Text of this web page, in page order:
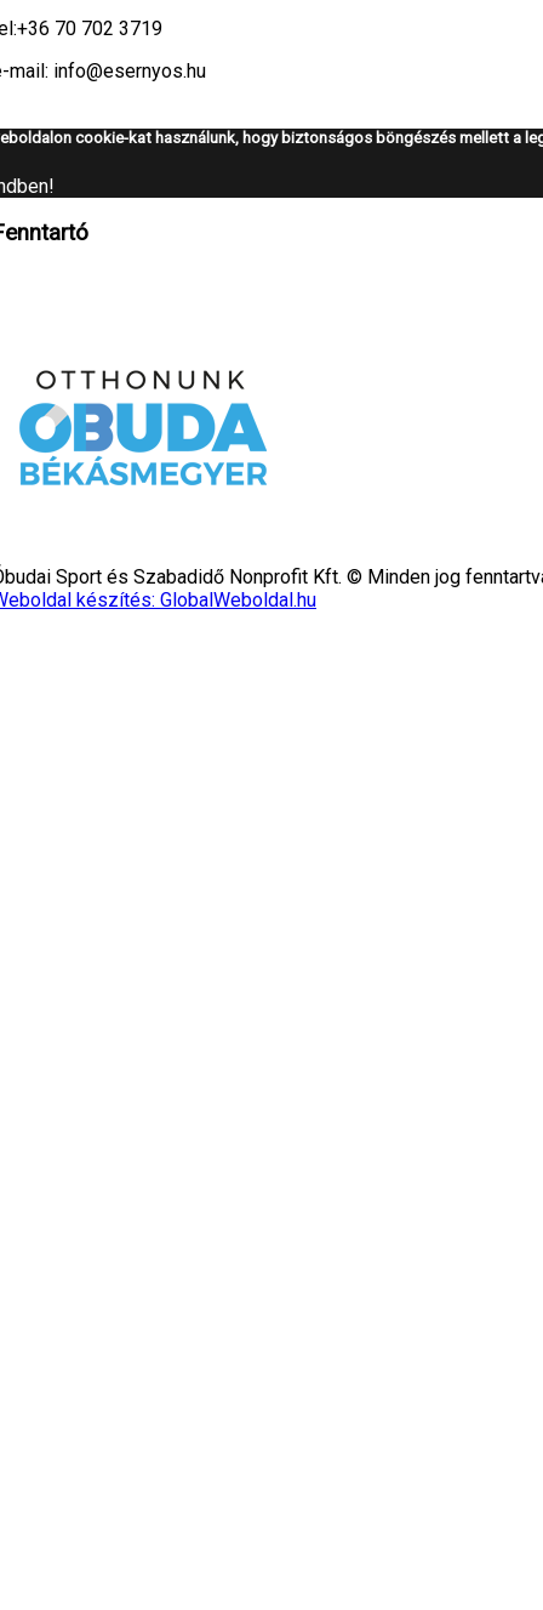
+36 70 702 3719
mail: info@esernyos.hu
cookie-kat használunk, hogy biztonságos böngészés mellett a
Sport és Szabadidő Nonprofit Kft. © Minden jog
készítés: GlobalWeboldal.hu